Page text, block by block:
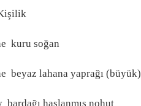
kuru soğan
beyaz lahana yaprağı (büyük)
bardağı haşlanmış nohut